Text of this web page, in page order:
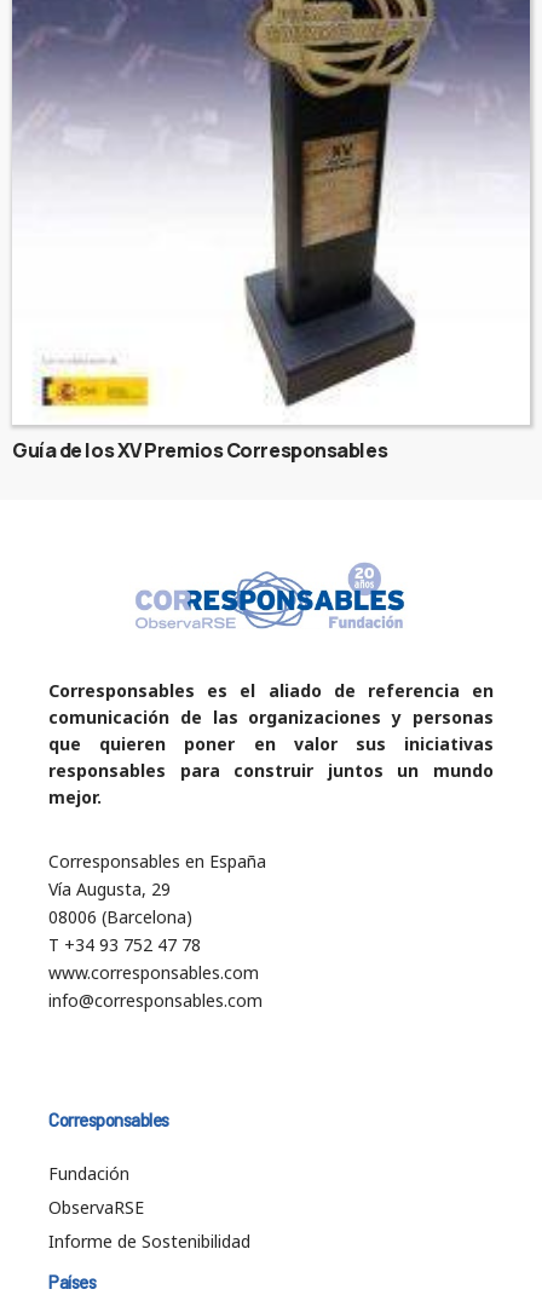
Guía de los XV Premios Corresponsables
Corresponsables es el aliado de referencia en
comunicación de las organizaciones y personas
que quieren poner en valor sus iniciativas
responsables para construir juntos un mundo
mejor.
Corresponsables en España
Vía Augusta, 29
08006 (Barcelona)
T +34 93 752 47 78
www.corresponsables.com
info@corresponsables.com
Corresponsables
Fundación
ObservaRSE
Informe de Sostenibilidad
Países